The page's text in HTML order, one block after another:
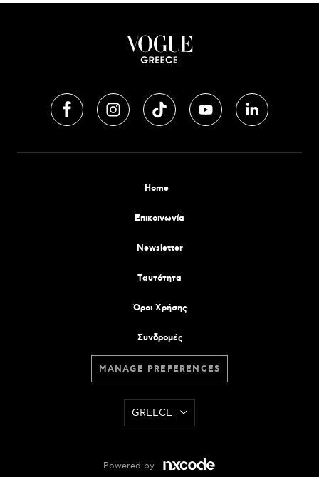
Home
Επικοινωνία
Newsletter
Tαυτότητα
Όροι Χρήσης
Συνδρομές
MANAGE PREFERENCES
GREECE
Powered by